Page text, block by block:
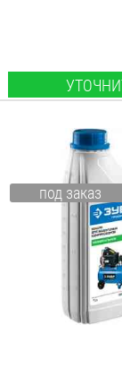
под заказ